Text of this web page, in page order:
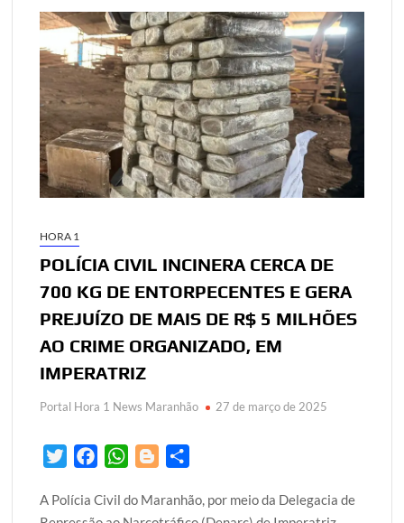
HORA 1
POLÍCIA CIVIL INCINERA CERCA DE
700 KG DE ENTORPECENTES E GERA
PREJUÍZO DE MAIS DE R$ 5 MILHÕES
AO CRIME ORGANIZADO, EM
IMPERATRIZ
Portal Hora 1 News Maranhão 27 de março de 2025
i
c
W
a
o
a
A Polícia Civil do Maranhão, por meio da Delegacia de